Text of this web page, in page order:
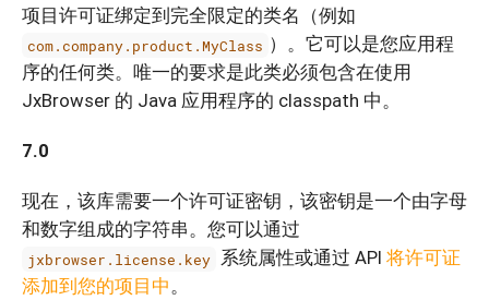
项目许可证绑定到完全限定的类名（例如
com.company.product.MyClass ）。它可以是您应用程
序的任何类。唯一的要求是此类必须包含在使用
JxBrowser 的 Java 应用程序的 classpath 中。
7.0
现在，该库需要一个许可证密钥，该密钥是一个由字母
和数字组成的字符串。您可以通过
jxbrowser.license.key 系统属性或通过 API将许可证
添加到您的项目中。